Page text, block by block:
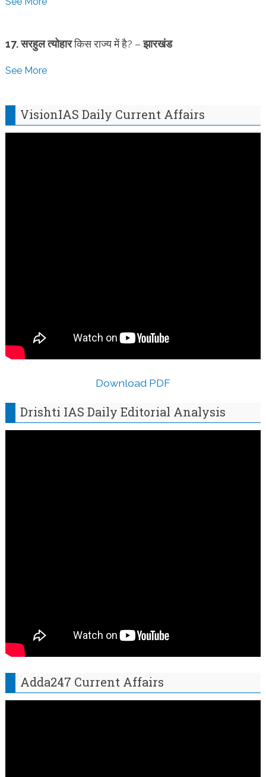
17. सरहुल त्योहारकिस राज्य में है? –झारखंड
See More
VisionIAS Daily Current Affairs
Download PDF
Drishti IAS Daily Editorial Analysis
Adda247 Current Affairs